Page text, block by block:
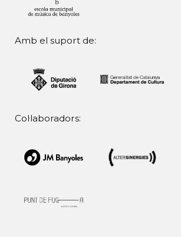
Amb el suport de:
Col·laboradors: